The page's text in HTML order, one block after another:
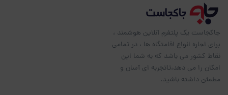
جاکجاست یک پلتفرم آنلاین هوشمند ،
برای اجاره انواع اقامتگاه ها ، در تمامی
نقاط کشور می باشد که به شما این
امکان را می دهد،تاتجربه ای آسان و
مطمئن داشته باشید.